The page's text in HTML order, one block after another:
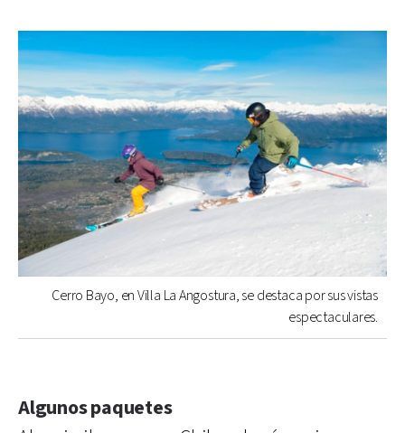
Cerro Bayo, en Villa La Angostura, se destaca por sus vistas
espectaculares.
Algunos paquetes